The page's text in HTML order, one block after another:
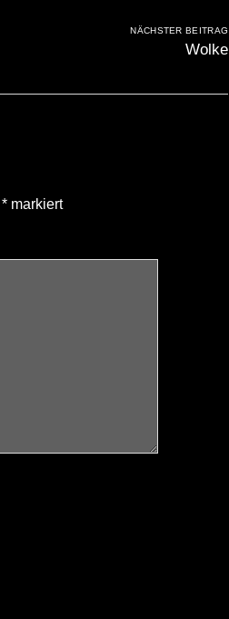
NÄCHSTER BEITRAG
Wolke
*markiert